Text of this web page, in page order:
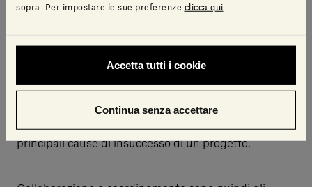
sopra. Per impostare le sue preferenze clicca qui
Accetta tutti i cookie
Continua senza accettare
confermarsi come uno degli strumenti decisivi per
informativo deve risultare adeguato e coordinato.
L’inefficiente comunicazione tra le parti, o l’errato
scambio di dati e informazioni risultano tra le
principali cause di insuccesso di un progetto.